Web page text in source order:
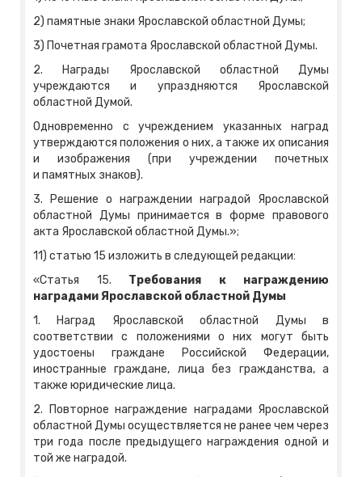
2) памятные знаки Ярославской областной Думы;
3) Почетная грамота Ярославской областной Думы.
2. Награды Ярославской областной Думы
учреждаются и упраздняются Ярославской
областной Думой.
Одновременно с учреждением указанных наград
утверждаются положения о них, а также их описания
и изображения (при учреждении почетных
и памятных знаков).
3. Решение о награждении наградой Ярославской
областной Думы принимается в форме правового
акта Ярославской областной Думы.»;
11) статью 15 изложить в следующей редакции:
«Статья 15. Требования к награждению
наградамиЯрославской областной Думы
1. Наград Ярославской областной Думы в
соответствии с положениями о них могут быть
удостоены граждане Российской Федерации,
иностранные граждане, лица без гражданства, а
также юридические лица.
2. Повторное награждение наградами Ярославской
областной Думы осуществляется не ранее чем через
три года после предыдущего награждения одной и
той же наградой.